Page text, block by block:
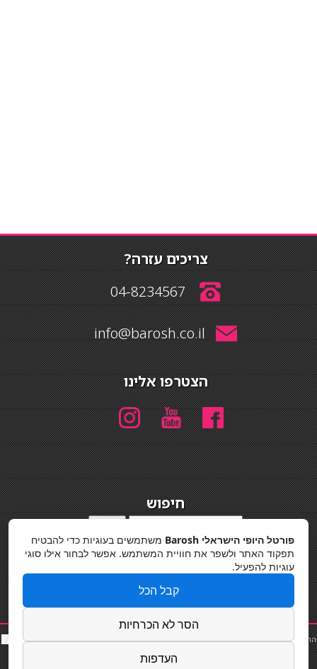
צריכים עזרה?
04-8234567
info@barosh.co.il
הצטרפו אלינו
חיפוש
מדיניות פרטיות
החלקות שיער|תאורה לבית|פאות ותוספות שיער|נייל סטודיו|תוספות שיער|שף פרטי|כ
סאות
פורטל היופי הישראלי Barosh
משתמשים בעוגיות כדי להבטיח
תפקוד האתר ולשפר את חוויית המשתמש. אפשר לבחור אילו סוגי
עוגיות להפעיל.
קבל הכל
הסר לא הכרחיות
העדפות